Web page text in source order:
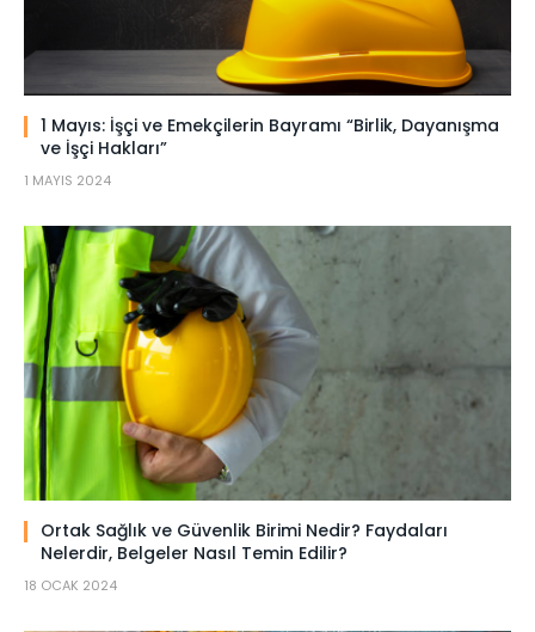
1 Mayıs: İşçi ve Emekçilerin Bayramı “Birlik, Dayanışma
ve İşçi Hakları”
1 MAYIS 2024
Ortak Sağlık ve Güvenlik Birimi Nedir? Faydaları
Nelerdir, Belgeler Nasıl Temin Edilir?
18 OCAK 2024